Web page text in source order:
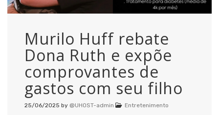
Murilo Huff rebate
Dona Ruth e expõe
comprovantes de
gastos com seu filho
25/06/2025 by @UHOST-admin Entretenimento